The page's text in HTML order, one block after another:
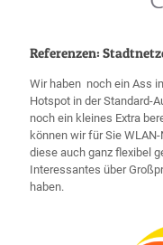
Referenzen:
Wir haben noch ein Ass
Hotspot in der Standard-
noch ein kleines Extra
können wir für Sie
diese auch ganz flexibel
Interessantes über
haben.